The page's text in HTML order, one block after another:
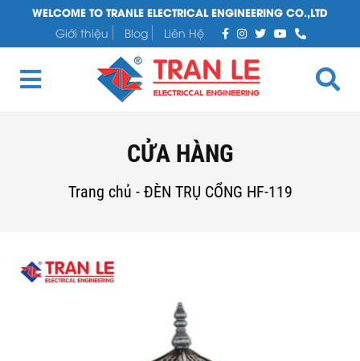
WELCOME TO TRANLE ELECTRICAL ENGINEERING CO.,LTD
Giới thiệu
Blog Liên Hệ
CỬA HÀNG
Trang chủ - ĐÈN TRỤ CỔNG HF-119